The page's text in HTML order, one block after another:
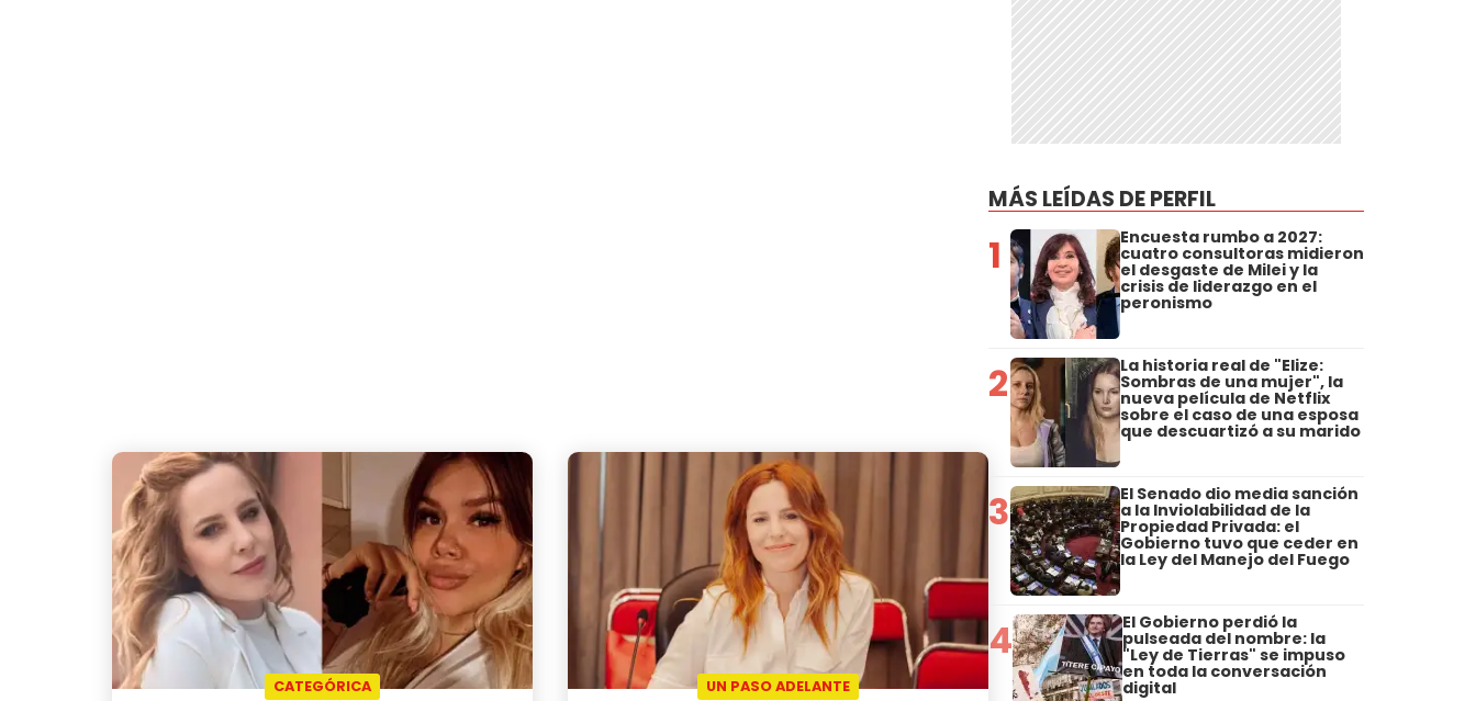
CATEGÓRICA UN PASO ADELANTE
MÁS LEÍDAS DE PERFIL
1 Encuesta rumbo a 2027:
cuatro consultoras midieron
el desgaste de Milei y la
crisis de liderazgo en el
peronismo
2 La historia real de "Elize:
Sombras de una mujer", la
nueva película de Netflix
sobre el caso de una esposa
que descuartizó a su marido
3 El Senado dio media sanción
a la Inviolabilidad de la
Propiedad Privada: el
Gobierno tuvo que ceder en
la Ley del Manejo del Fuego
4 El Gobierno perdió la
pulseada del nombre: la
"Ley de Tierras" se impuso
en toda la conversación
digital